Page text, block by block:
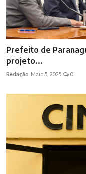
Prefeito de
projeto...
Redação Maio 5, 2025 0